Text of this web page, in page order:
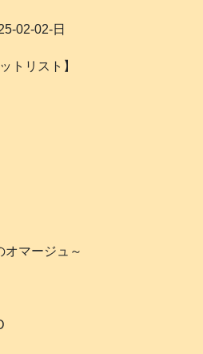
02-02-日
トリスト】
オマージュ～